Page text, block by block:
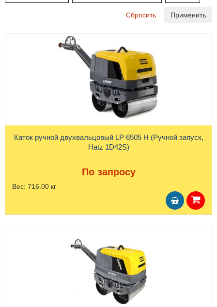
Сбросить Применить
Каток ручной двухвальцовый LP 6505 H (Ручной запуск,
Hatz 1D42S)
По запросу
Вес: 716.00 кг